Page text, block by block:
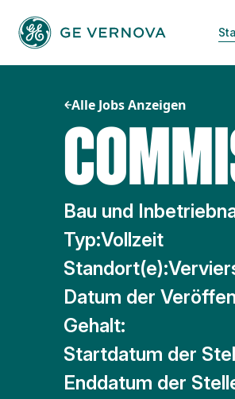
Inhalt
springen
Alle Jobs Anzeigen
Bau und
Typ:Vollzeit
Standort(e):
Datum der
Gehalt:
Startdatum der
Enddatum der